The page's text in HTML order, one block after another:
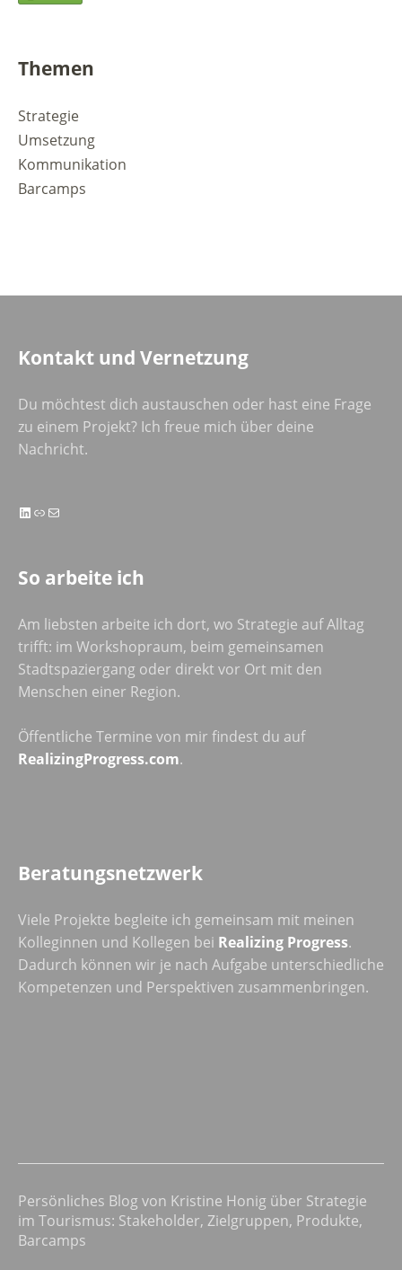
Themen
Strategie
Umsetzung
Kommunikation
Barcamps
Kontakt und Vernetzung
Du möchtest dich austauschen oder hast eine Frage
zu einem Projekt? Ich freue mich über deine
Nachricht.
LinkedIn
LinkE-Mail
So arbeite ich
Am liebsten arbeite ich dort, wo Strategie auf Alltag
trifft: im Workshopraum, beim gemeinsamen
Stadtspaziergang oder direkt vor Ort mit den
Menschen einer Region.
Öffentliche Termine von mir findest du auf
RealizingProgress.com.
Beratungsnetzwerk
Viele Projekte begleite ich gemeinsam mit meinen
Kolleginnen und Kollegen bei Realizing Progress.
Dadurch können wir je nach Aufgabe unterschiedliche
Kompetenzen und Perspektiven zusammenbringen.
Persönliches Blog von Kristine Honig über Strategie
im Tourismus: Stakeholder, Zielgruppen, Produkte,
Barcamps